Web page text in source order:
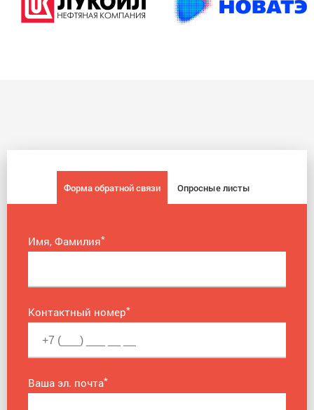
Форма обратной связи Опросные листы
Имя, Фамилия*
Контактный номер*
Ваша эл. почта*